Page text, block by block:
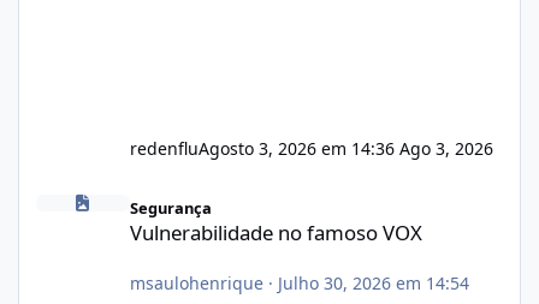
redenfluAgosto 3, 2026 em 14:36 Ago 3, 2026
Vulnerabilidade no famoso VOX
Segurança
Vulnerabilidade no famoso VOX
msaulohenrique· Julho 30, 2026 em 14:54